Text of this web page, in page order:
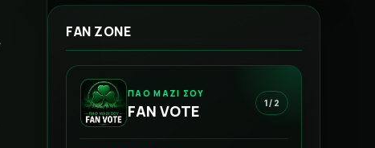
FAN ZONE
ΠΑΟ ΜΑΖΙ ΣΟΥ
FAN VOTE 1 / 2